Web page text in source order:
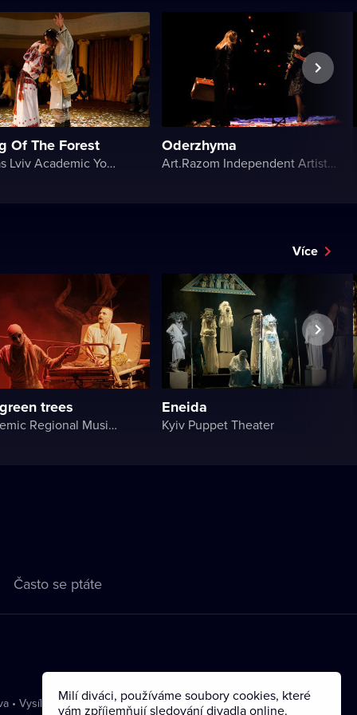
Of The Forest
Les Kurbas Lviv Academic Youth Theater
Oderzhyma
Art.Razom Independent Artistic Association
Více
trees
Lviv Academic Regional Music and Drama Theater named after Yuriy Drohobych
Eneida
Kyiv Puppet Theater
Často se ptáte
• Vysílání
Milí diváci, používáme soubory cookies, které
vám zpříjemňují sledování divadla online.